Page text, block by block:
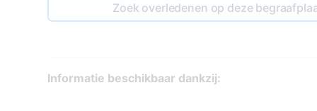
Zoek overledenen op deze
Informatie beschikbaar dankzij: